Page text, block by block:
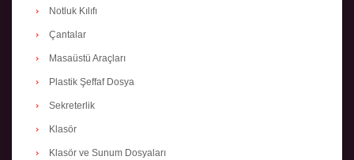
Notluk Kılıfı
Çantalar
Masaüstü Araçları
Plastik Şeffaf Dosya
Sekreterlik
Klasör
Klasör ve Sunum Dosyaları